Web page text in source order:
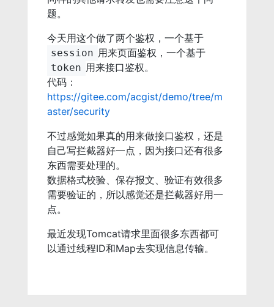
题。
今天用这个做了两个鉴权，一个基于
session 用来页面鉴权，一个基于
token 用来接口鉴权。
代码：
https://gitee.com/acgist/demo/tree/m
aster/security
不过感觉如果真的用来做接口鉴权，还是
自己写拦截器好一点，因为接口还有很多
东西需要处理的。
数据格式校验、保存报文、验证有效很多
需要验证的，所以感觉还是拦截器好用一
点。
最近发现Tomcat请求里面很多东西都可
以通过线程ID和Map去实现信息传输。